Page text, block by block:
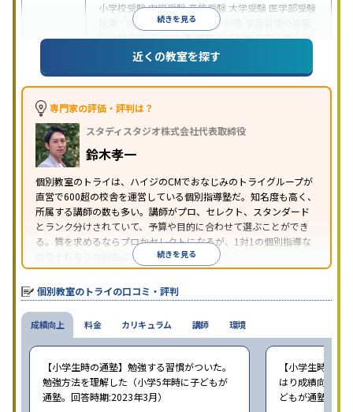
続きを見る
小学校受験中学受験高校受験 大学受験 医学部受験
授業・定期テスト対策
内申点対策
総合型選抜(旧AO)対策推薦入試対策学校別特化対
国公立大対策私大対策 共通テスト対策
語・英会話特化対策その他科目別特化対策
特徴
中高一貫校生に対応
応
学習にPC・タブレットを利用
科目から受講可能季節講習のみの受講可
の子どもに対応
※2023年3月調査。
近くの教室を探す
専門家の評価・評判は？
スタディスタジオ株式会社代表取締役
鈴木孝一
個別教室のトライは、ハイジのCMでおなじみのトライグループが
直営で600超の校舎を運営している個別指導塾だ。知名度も高く、
所属する講師の数も多い。講師がプロ、セレクト、スタンダード
とランク分けされていて、予算や目的に合わせて選ぶことができ
る。質を求めるならプロかセレクトになるが、1対1の個別指導な
のでそれなりの料金になる。続きを見る
個別教室のトライの口コミ・評判
成績向上
【小学生時の通塾】勉強する習慣がついた。
勉強方法を理解した（小学5年時に子どもが
通塾。回答時期:2023年3月）
【小学生時の通
はり成績向上に
どもが通塾。回
料金 カリキュラム 講師 環境